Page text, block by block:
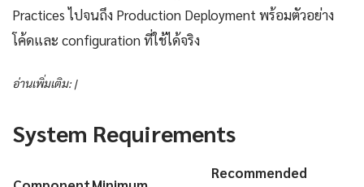
Practices ไปจนถึง Production Deployment พร้อมตัวอย่าง
โค้ดและ configuration ที่ใช้ได้จริง
อ่านเพิ่มเติม: |
System Requirements
Recommended